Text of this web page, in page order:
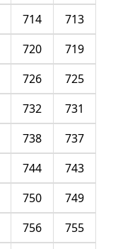
713
714
719
720
725
726
731
732
737
738
743
744
749
750
755
756